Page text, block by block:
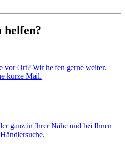
helfen?
vor Ort? Wir helfen gerne weiter.
kurze Mail.
ganz in Ihrer Nähe und bei Ihnen